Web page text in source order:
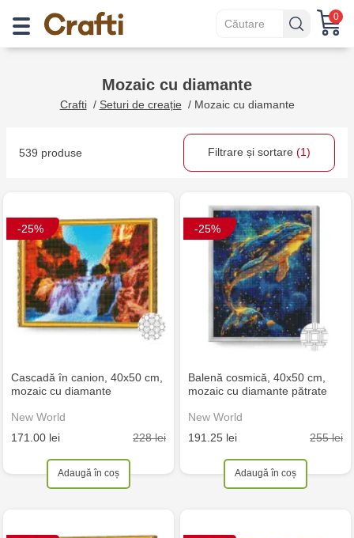
0
Mozaic cu diamante
Crafti/ Seturi de creație / Mozaic cu diamante
539 produse Filtrare și sortare (1)
-25%
Cascadă în canion, 40x50 cm,
mozaic cu diamante
New World
171.00 lei
228 lei
Adaugă în coș
-25%
Balenă cosmică, 40x50 cm,
mozaic cu diamante pătrate
New World
191.25 lei
255 lei
Adaugă în coș